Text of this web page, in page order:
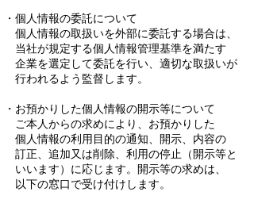
・個人情報の委託について
個人情報の取扱いを外部に委託する場合は、
当社が規定する個人情報管理基準を満たす
企業を選定して委託を行い、適切な取扱いが
行われるよう監督します。
・お預かりした個人情報の開示等について
ご本人からの求めにより、お預かりした
個人情報の利用目的の通知、開示、内容の
訂正、追加又は削除、 利用の停止（開示等と
いいます）に応じます。開示等の求めは、
以下の窓口で受け付けします。